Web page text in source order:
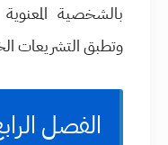
بالشخصية
وتطبق التشريعات
الفصل